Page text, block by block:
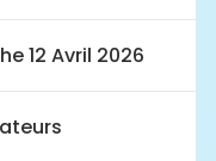
12 Avril 2026